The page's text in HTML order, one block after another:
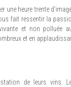
une heure trente
fait ressentir la
et non polluée
et en
de leurs vins.